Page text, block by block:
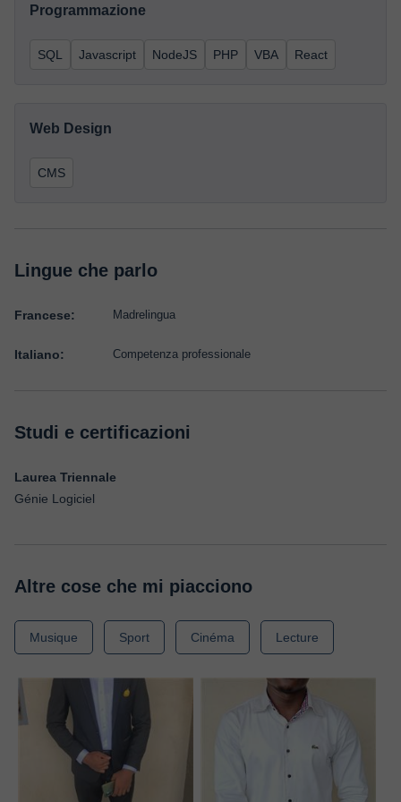
Programmazione
SQL Javascript NodeJS PHP VBA React
Web Design
CMS
Lingue che parlo
Francese: Madrelingua
Italiano: Competenza professionale
Studi e certificazioni
Laurea Triennale
Génie Logiciel
Altre cose che mi piacciono
Musique Sport Cinéma Lecture